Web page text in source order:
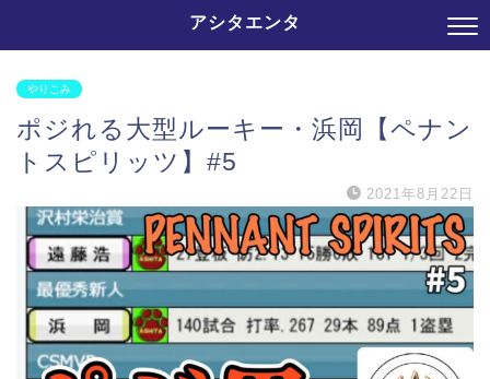
アシタエンタ
やりこみ
ポジれる大型ルーキー・浜岡【ペナン
トスピリッツ】#5
2021年8月22日